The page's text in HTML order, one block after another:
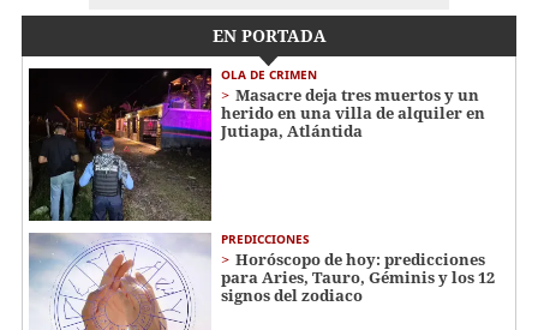
EN PORTADA
OLA DE CRIMEN
Masacre deja tres muertos y un
herido en una villa de alquiler en
Jutiapa, Atlántida
PREDICCIONES
Horóscopo de hoy: predicciones
para Aries, Tauro, Géminis y los 12
signos del zodiaco